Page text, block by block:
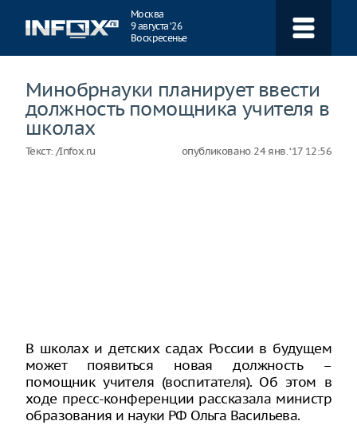
Москва
9 августа ‘26
Воскресенье
Минобрнауки планирует ввести
должность помощника учителя в
школах
Текст: /Infox.ru опубликовано 24 янв. ‘17 12:56
В школах и детских садах России в будущем
может появиться новая должность –
помощник учителя (воспитателя). Об этом в
ходе пресс-конференции рассказала министр
образования и науки РФ Ольга Васильева.